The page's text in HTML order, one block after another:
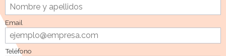
Email
Teléfono